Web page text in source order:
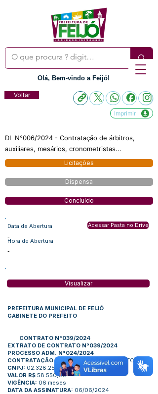
Olá, Bem-vindo a Feijó!
Voltar
Imprimir
DL N°006/2024 - Contratação de árbitros,
auxiliares, mesários, cronometristas...
Licitações
Dispensa
Concluído
Data de Abertura
-
Hora de Abertura
-
Acessar Pasta no Drive
Visualizar
PREFEITURA MUNICIPAL DE FEIJÓ
GABINETE DO PREFEITO
CONTRATO N°039/2024
EXTRATO DE CONTRATO N°039/2024
PROCESSO ADM. N°024/2024
CONTRATAÇÃO:
A FRANÇA DO NASCIMENTO LTDA
CNPJ: 02.328.259/0001-91
VALOR R$ 58.550,00
VIGÊNCIA: 06 meses
DATA DA ASSINATURA: 06/06/2024